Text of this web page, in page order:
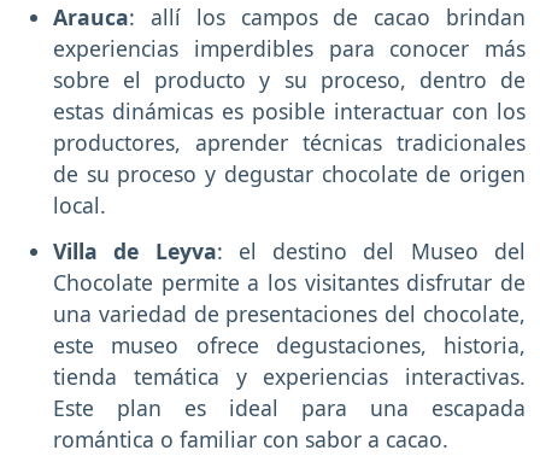
Arauca: allí los campos de cacao brindan
experiencias imperdibles para conocer más
sobre el producto y su proceso, dentro de
estas dinámicas es posible interactuar con los
productores, aprender técnicas tradicionales
de su proceso y degustar chocolate de origen
local.
Villa de Leyva: el destino del Museo del
Chocolate permite a los visitantes disfrutar de
una variedad de presentaciones del chocolate,
este museo ofrece degustaciones, historia,
tienda temática y experiencias interactivas.
Este plan es ideal para una escapada
romántica o familiar con sabor a cacao.